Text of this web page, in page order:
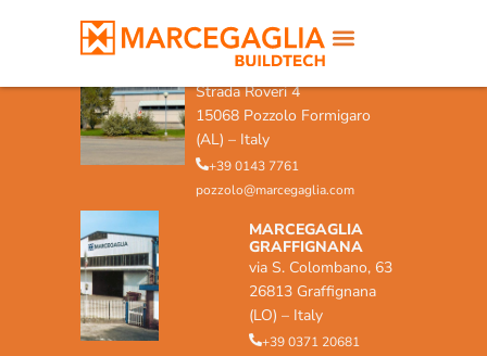
MARCEGAGLIA POZZOLO
FORMIGARO
Strada Roveri 4
15068 Pozzolo Formigaro
(AL) – Italy
+39 0143 7761
pozzolo@marcegaglia.com
MARCEGAGLIA
GRAFFIGNANA
via S. Colombano, 63
26813 Graffignana
(LO) – Italy
+39 0371 20681